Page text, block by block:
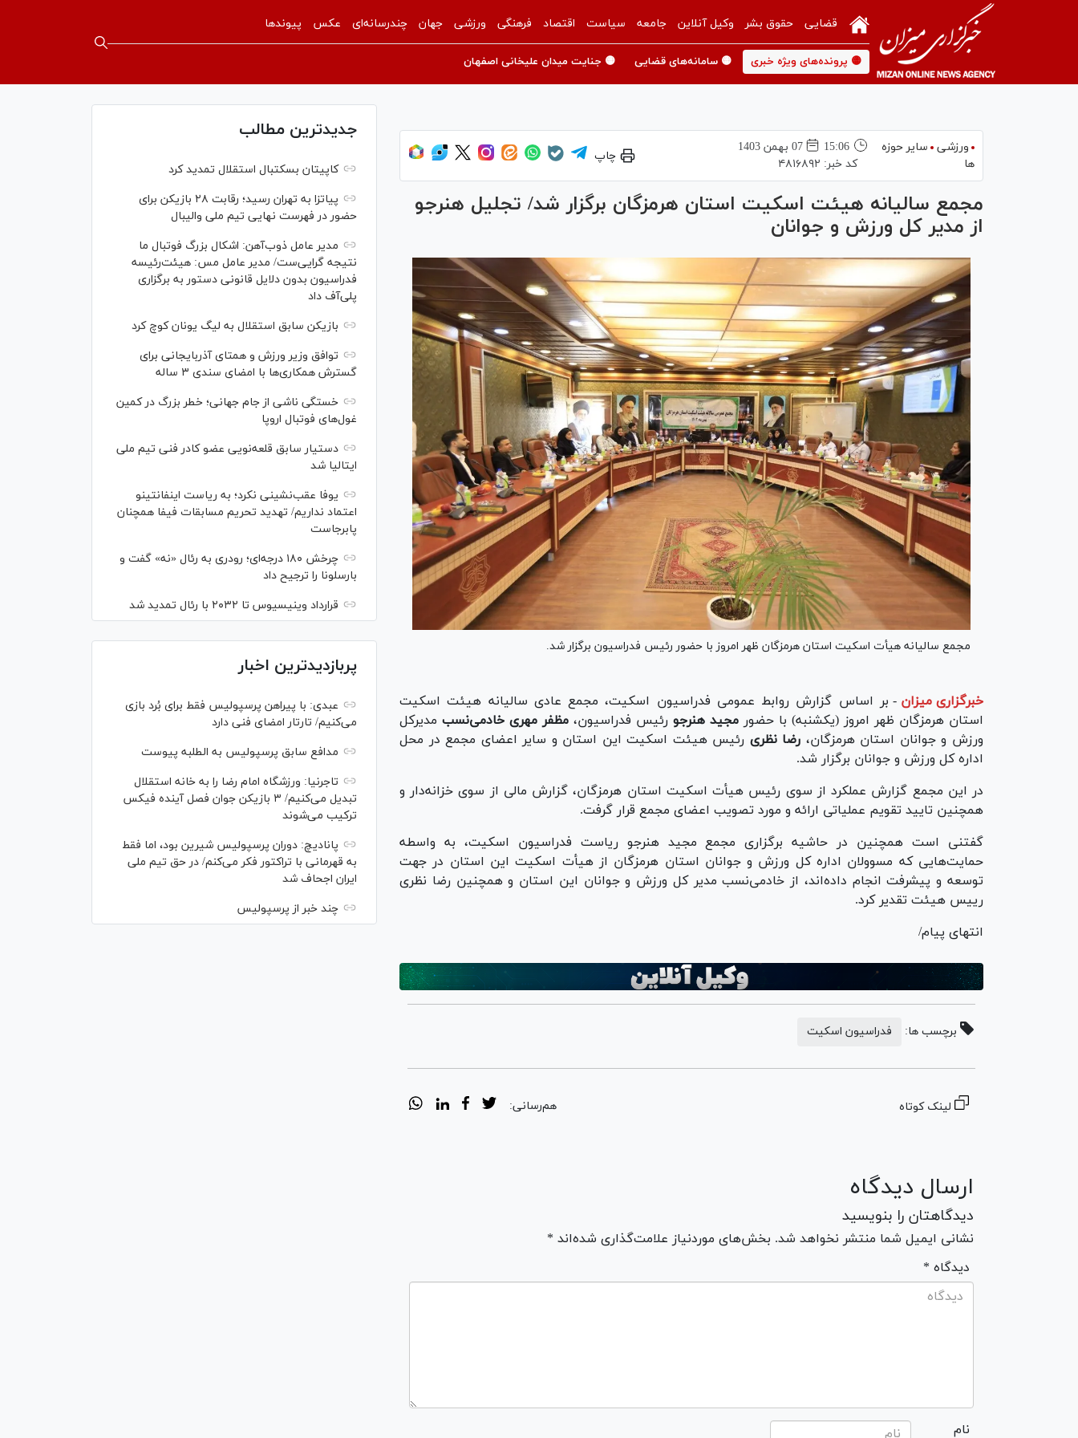
قضایی حقوق بشر وکیل آنلاین جامعه سیاست اقتصاد فرهنگی ورزشی جهان چندرسانه‌ای عکس پیوندها
🟡 پرونده‌های ویژه خبری 🟡 سامانه‌های قضایی 🟡 جنایت میدان علیخانی اصفهان
ورزشی
سایر حوزه
ها
15:06
07 بهمن 1403
کد خبر: ۴۸۱۶۸۹۲
چاپ
مجمع سالیانه هیئت اسکیت استان هرمزگان برگزار شد/ تجلیل هنرجو
از مدیر کل ورزش و جوانان
مجمع سالیانه هیأت اسکیت استان هرمزگان ظهر امروز با حضور رئیس فدراسیون برگزار شد.
خبرگزاری میزان - بر اساس گزارش روابط عمومی فدراسیون اسکیت، مجمع عادی سالیانه هیئت اسکیت
استان هرمزگان ظهر امروز (یکشنبه) با حضور مجید هنرجو رئیس فدراسیون، مظفر مهری خادمی‌نسب مدیرکل
ورزش و جوانان استان هرمزگان، رضا نظری رئیس هیئت اسکیت این استان و سایر اعضای مجمع در محل
اداره کل ورزش و جوانان برگزار شد.
در این مجمع گزارش عملکرد از سوی رئیس هیأت اسکیت استان هرمزگان، گزارش مالی از سوی خزانه‌دار و
همچنین تایید تقویم عملیاتی ارائه و مورد تصویب اعضای مجمع قرار گرفت.
گفتنی است همچنین در حاشیه برگزاری مجمع مجید هنرجو ریاست فدراسیون اسکیت، به واسطه
حمایت‌هایی که مسوولان اداره کل ورزش و جوانان استان هرمزگان از هیأت اسکیت این استان در جهت
توسعه و پیشرفت انجام داده‌اند، از خادمی‌نسب مدیر کل ورزش و جوانان این استان و همچنین رضا نظری
رییس هیئت تقدیر کرد.
انتهای پیام/
برچسب ها: فدراسیون اسکیت
لینک کوتاه هم‌رسانی:
ارسال دیدگاه
دیدگاهتان را بنویسید
نشانی ایمیل شما منتشر نخواهد شد. بخش‌های موردنیاز علامت‌گذاری شده‌اند *
* دیدگاه
نام
جدیدترین مطالب
کاپیتان بسکتبال استقلال تمدید کرد
پیاتزا به تهران رسید؛ رقابت ۲۸ بازیکن برای
حضور در فهرست نهایی تیم ملی والیبال
مدیر عامل ذوب‌آهن: اشکال بزرگ فوتبال ما
نتیجه گرایی‌ست/ مدیر عامل مس: هیئت‌رئیسه
فدراسیون بدون دلایل قانونی دستور به برگزاری
پلی‌آف داد
بازیکن سابق استقلال به لیگ یونان کوچ کرد
توافق وزیر ورزش و همتای آذربایجانی برای
گسترش همکاری‌ها با امضای سندی ۳ ساله
خستگی ناشی از جام جهانی؛ خطر بزرگ در کمین
غول‌های فوتبال اروپا
دستیار سابق قلعه‌نویی عضو کادر فنی تیم ملی
ایتالیا شد
یوفا عقب‌نشینی نکرد؛ به ریاست اینفانتینو
اعتماد نداریم/ تهدید تحریم مسابقات فیفا همچنان
پابرجاست
چرخش ۱۸۰ درجه‌ای؛ رودری به رئال «نه» گفت و
بارسلونا را ترجیح داد
قرارداد وینیسیوس تا ۲۰۳۲ با رئال‌ تمدید شد
پربازدیدترین اخبار
عبدی: با پیراهن پرسپولیس فقط برای بُرد بازی
می‌کنیم/ تارتار امضای فنی دارد
مدافع سابق پرسپولیس به الطلبه پیوست
تاجرنیا: ورزشگاه امام رضا را به خانه استقلال
تبدیل می‌کنیم/ ۳ بازیکن جوان فصل آینده فیکس
ترکیب می‌شوند
پانادیچ: دوران پرسپولیس شیرین بود، اما فقط
به قهرمانی با تراکتور فکر می‌کنم/ در حق تیم ملی
ایران اجحاف شد
چند خبر از پرسپولیس